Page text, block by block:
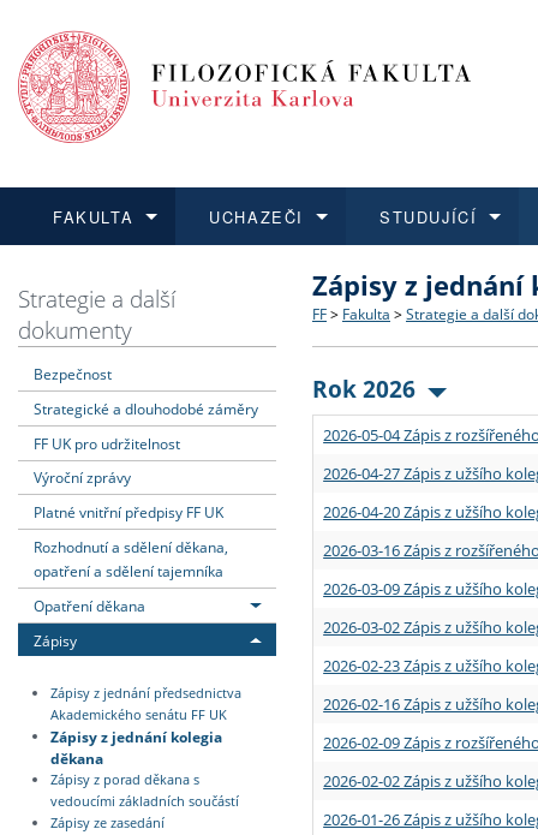
FAKULTA
Dozvědět se více
Struktura a historie
Strategie a další
Podpora a benefity pro
Absolventi fakulty
UCHAZEČI
Podat přihlášku
Co studovat a jak se
Učitelské studijní
Informace k průběhu
STUDUJÍCÍ
Dozvědět se více
Bakalářské a magisterské
Doktorské studium
Rigorózní řízení
Dozvědět se více
O vědě a výzkumu na FF
Akademické kvalifikace
Granty a projekty
Dozvědět se více
Aktuální nabídky a
Vyjíždějící studenti
Přijíždějící studenti
Vyjíždějící zaměstnanci
Strategie a další
dokumenty
Bezpečnost
Strategické a dlouhodobé záměry
FF UK pro udržitelnost
Výroční zprávy
Platné vnitřní předpisy FF UK
Rozhodnutí a sdělení děkana,
opatření a sdělení tajemníka
Opatření děkana
Zápisy
Zápisy z jednání předsednictva
Akademického senátu FF UK
Zápisy z jednání kolegia
děkana
Zápisy z porad děkana s
vedoucími základních součástí
Zápisy ze zasedání
Zápisy z jednání
FF > Fakulta > Strategie a další
Rok 2026
2026-05-04 Zápis z
2026-04-27 Zápis z užšího
2026-04-20 Zápis z užšího
2026-03-16 Zápis z
2026-03-09 Zápis z užšího
2026-03-02 Zápis z užšího
2026-02-23 Zápis z užšího
2026-02-16 Zápis z užšího
2026-02-09 Zápis z
2026-02-02 Zápis z užšího
2026-01-26 Zápis z užšího